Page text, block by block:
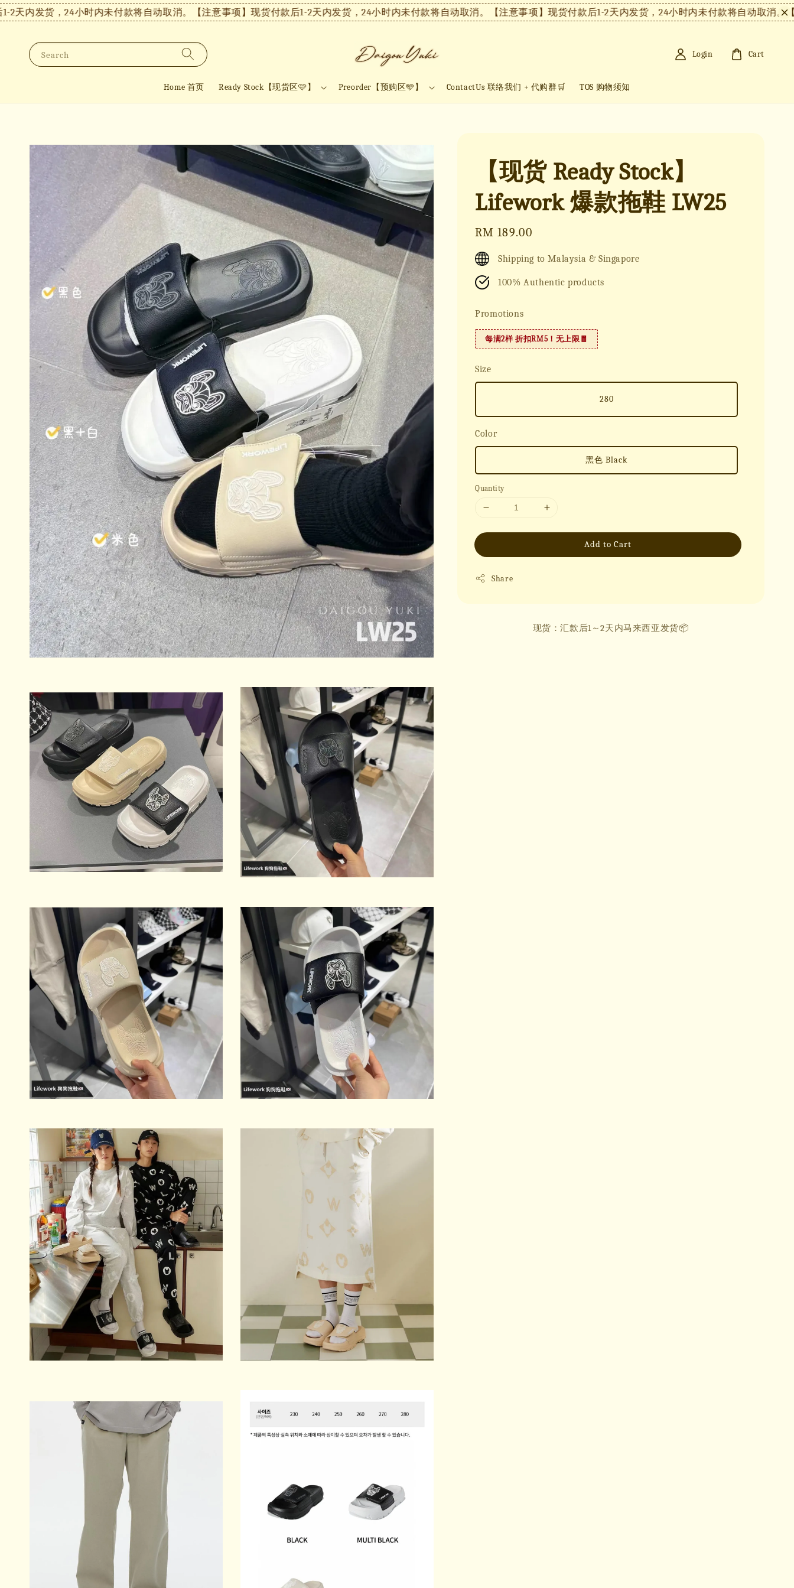
发货，24小时内未付款将自动取消。【注意事项】现货付款后1-2天内发货，24小时内未付款将自动取消。【注意事项】现货付款后1-2天内发货，24小时内未付款将自动取消。【注意
Search
Home 首页 Ready Stock【现货区🩷】 Preorder【预购区🩵】 ContactUs 联络我们 + 代购群🛒 TOS 购物须知
Login Cart
【现货 Ready Stock】
Lifework 爆款拖鞋 LW25
Regular
price
RM 189.00
Shipping to Malaysia & Singapore
100% Authentic products
Promotions
每满2样 折扣RM5！无上限🧧
Size
280
Color
黑色 Black
Quantity
Add to Cart
Share
现货：汇款后1～2天内马来西亚发货📦